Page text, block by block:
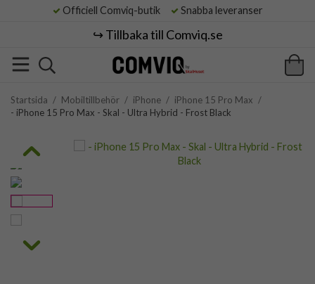
Officiell Comviq-butik Snabba leveranser
↪️ Tillbaka till Comviq.se
Startsida / Mobiltillbehör / iPhone / iPhone 15 Pro Max /
- iPhone 15 Pro Max - Skal - Ultra Hybrid - Frost Black